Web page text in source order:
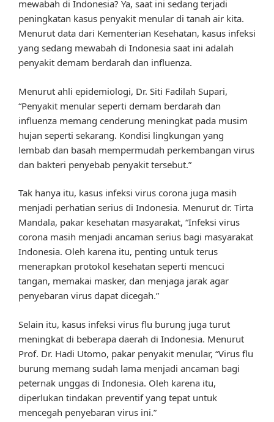
mewabah di Indonesia? Ya, saat ini sedang terjadi
peningkatan kasus penyakit menular di tanah air kita.
Menurut data dari Kementerian Kesehatan, kasus infeksi
yang sedang mewabah di Indonesia saat ini adalah
penyakit demam berdarah dan influenza.
Menurut ahli epidemiologi, Dr. Siti Fadilah Supari,
“Penyakit menular seperti demam berdarah dan
influenza memang cenderung meningkat pada musim
hujan seperti sekarang. Kondisi lingkungan yang
lembab dan basah mempermudah perkembangan virus
dan bakteri penyebab penyakit tersebut.”
Tak hanya itu, kasus infeksi virus corona juga masih
menjadi perhatian serius di Indonesia. Menurut dr. Tirta
Mandala, pakar kesehatan masyarakat, “Infeksi virus
corona masih menjadi ancaman serius bagi masyarakat
Indonesia. Oleh karena itu, penting untuk terus
menerapkan protokol kesehatan seperti mencuci
tangan, memakai masker, dan menjaga jarak agar
penyebaran virus dapat dicegah.”
Selain itu, kasus infeksi virus flu burung juga turut
meningkat di beberapa daerah di Indonesia. Menurut
Prof. Dr. Hadi Utomo, pakar penyakit menular, “Virus flu
burung memang sudah lama menjadi ancaman bagi
peternak unggas di Indonesia. Oleh karena itu,
diperlukan tindakan preventif yang tepat untuk
mencegah penyebaran virus ini.”